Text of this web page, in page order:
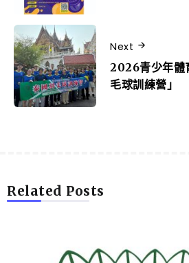
Next
2026青少年體
毛球訓練營」
Related Posts